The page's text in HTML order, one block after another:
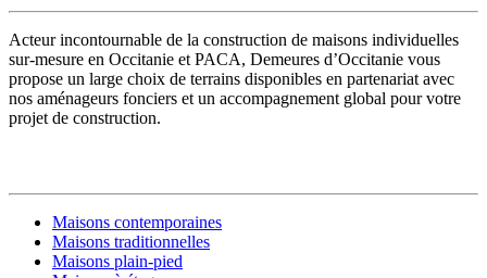
Acteur incontournable de la construction de maisons individuelles
sur-mesure en Occitanie et PACA, Demeures d’Occitanie vous
propose un large choix de terrains disponibles en partenariat avec
nos aménageurs fonciers et un accompagnement global pour votre
projet de construction.
Maisons contemporaines
Maisons traditionnelles
Maisons plain-pied